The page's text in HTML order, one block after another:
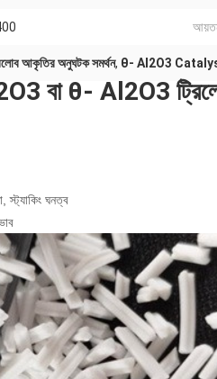
আকৃতির অনুঘটক সমর্থন, θ- Al2O3
বা θ- Al2O3
স্ট্যাকিং ঘনত্ব